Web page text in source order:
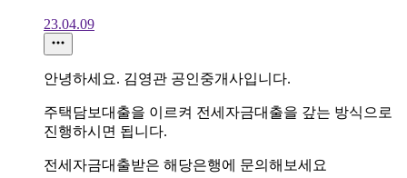
23.04.09
안녕하세요. 김영관 공인중개사입니다.
주택담보대출을 이르켜 전세자금대출을 갚는 방식으로
진행하시면 됩니다.
전세자금대출받은 해당은행에 문의해보세요